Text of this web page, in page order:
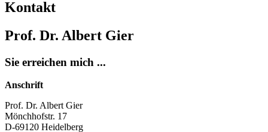
Kontakt
Prof. Dr. Albert Gier
Sie erreichen mich ...
Anschrift
Prof. Dr. Albert Gier
Mönchhofstr. 17
D-69120 Heidelberg